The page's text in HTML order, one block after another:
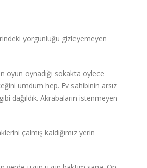
yorgunluğu gizleyemeyen
oyun oynadığı sokakta öylece
umdum hep. Ev sahibinin arsız
dağıldık. Akrabaların istenmeyen
çalmış kaldığımız yerin